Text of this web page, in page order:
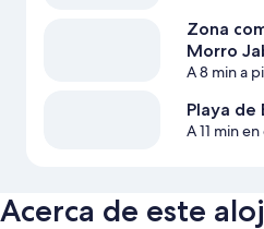
Zona
Morro
A 8 min a
Playa de
A 11 min
Acerca de este